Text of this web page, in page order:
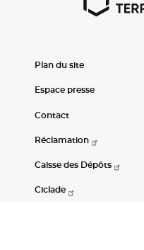
Plan du site
Espace presse
Contact
Réclamation
Caisse des Dépôts
Ciclade